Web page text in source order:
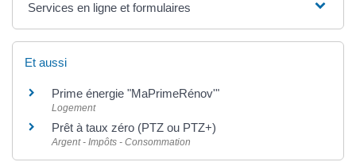
Services en ligne et formulaires
Et aussi
Prime énergie "MaPrimeRénov'"
Logement
Prêt à taux zéro (PTZ ou PTZ+)
Argent - Impôts - Consommation